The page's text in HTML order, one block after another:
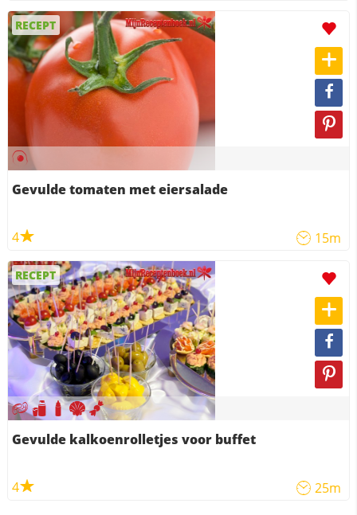
RECEPT
Gevulde tomaten met eiersalade
4 15m
RECEPT
Gevulde kalkoenrolletjes voor buffet
4 25m